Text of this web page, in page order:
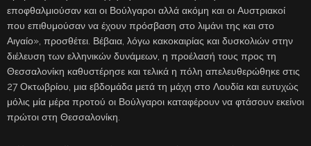
εποφθαλμιούσαν και οι Βούλγαροι αλλά ακόμη και οι Αυστριακοί
που επιθυμούσαν να έχουν πρόσβαση στο λιμάνι της και στο
Αιγαίο», προσθέτει. Βέβαια, λόγω κακοκαιρίας και δυσκολιών στην
διέλευση των ελληνικών δυνάμεων, η προέλασή τους προς τη
Θεσσαλονίκη καθυστέρησε και τελικά η πόλη απελευθερώθηκε στις
27 Οκτωβρίου, μια εβδομάδα μετά τη μάχη στο Λουδία και ευτυχώς
μόλις μία μέρα προτού οι Βούλγαροι καταφέρουν να φτάσουν εκείνοι
πρώτοι στη Θεσσαλονίκη.